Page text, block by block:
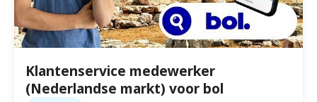
Klantenservice medewerker
(Nederlandse markt) voor bol